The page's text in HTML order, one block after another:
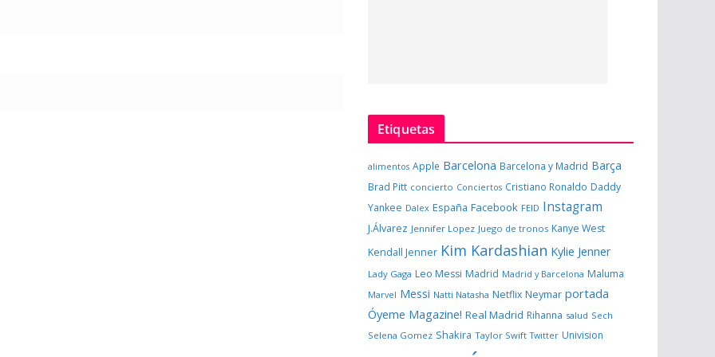
Etiquetas
alimentos Apple Barcelona Barcelona y Madrid Barça
Brad Pitt concierto Conciertos Cristiano Ronaldo Daddy
Yankee Dalex España Facebook FEID Instagram
J.Álvarez Jennifer Lopez Juego de tronos Kanye West
Kendall Jenner Kim Kardashian Kylie Jenner
Lady Gaga Leo Messi Madrid Madrid y Barcelona Maluma
Marvel Messi Natti Natasha Netflix Neymar portada
Óyeme Magazine! Real Madrid Rihanna salud Sech
Selena Gomez Shakira Taylor Swift Twitter Univision